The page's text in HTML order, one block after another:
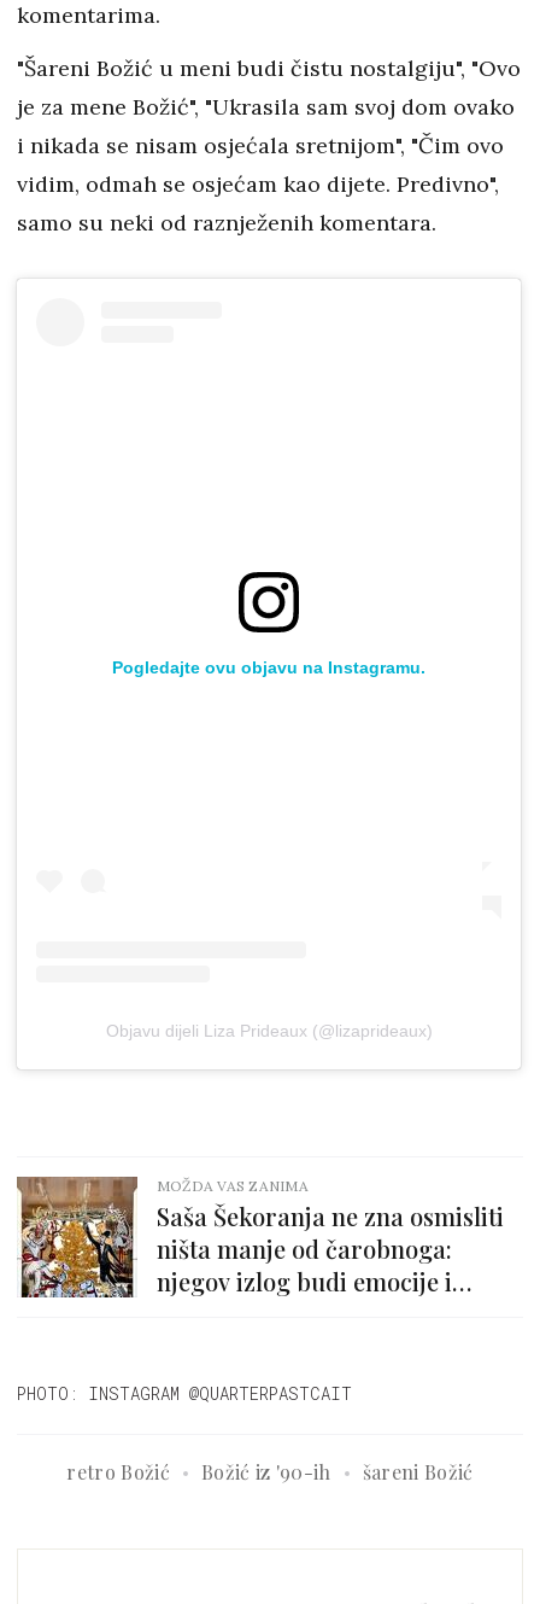
komentarima.
"Šareni Božić u meni budi čistu nostalgiju", "Ovo
je za mene Božić", "Ukrasila sam svoj dom ovako
i nikada se nisam osjećala sretnijom", "Čim ovo
vidim, odmah se osjećam kao dijete. Predivno",
samo su neki od raznježenih komentara.
Pogledajte ovu objavu na Instagramu.
Objavu dijeli Liza Prideaux (@lizaprideaux)
MOŽDA VAS ZANIMA
Saša Šekoranja ne zna osmisliti
ništa manje od čarobnoga:
njegov izlog budi emocije i
PHOTO: INSTAGRAM @QUARTERPASTCAIT
retro Božić Božić iz '90-ih šareni Božić